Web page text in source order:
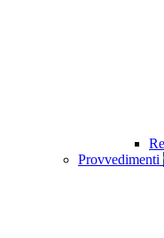
Provvedimenti